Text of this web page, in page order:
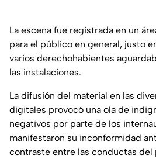
La escena fue registrada en un
para el público en general, justo
varios derechohabientes
las instalaciones.
La difusión del material en las
digitales provocó una ola de
negativos por parte de los
manifestaron su inconformidad
contraste entre las conductas del